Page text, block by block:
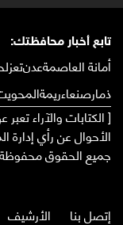
تابع أخبار محافظتك:
أمانة العاصمةعدنتعز
ذمارصنعاءريمة
[ الكتابات والآراء
الأحوال عن رأي
جميع الحقوق محفوظة © 2015 -
إتصل بنا الأرشيف